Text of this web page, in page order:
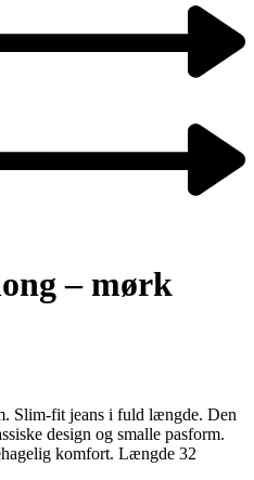
– mørk
Slim-fit jeans i fuld længde. Den
design og smalle pasform.
komfort. Længde 32